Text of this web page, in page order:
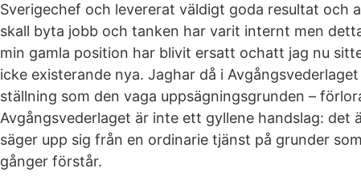
Sverigechef och levererat väldigt goda resultat och
skall byta jobb och tanken har varit internt men
min gamla position har blivit ersatt ochatt jag nu
icke existerande nya. Jaghar då i
ställning som den vaga uppsägningsgrunden –
Avgångsvederlaget är inte ett gyllene handslag:
säger upp sig från en ordinarie tjänst på grunder
gånger förstår.